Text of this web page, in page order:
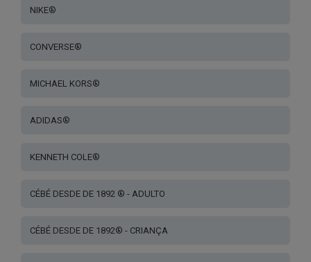
NIKE®
CONVERSE®
MICHAEL KORS®
ADIDAS®
KENNETH COLE®
CÉBÉ DESDE DE 1892 ® - ADULTO
CÉBÉ DESDE DE 1892® - CRIANÇA